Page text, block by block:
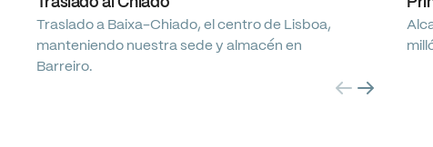
Traslado al Chiado
Traslado a Baixa-Chiado, el centro de Lisboa,
manteniendo nuestra sede y almacén en
Barreiro.